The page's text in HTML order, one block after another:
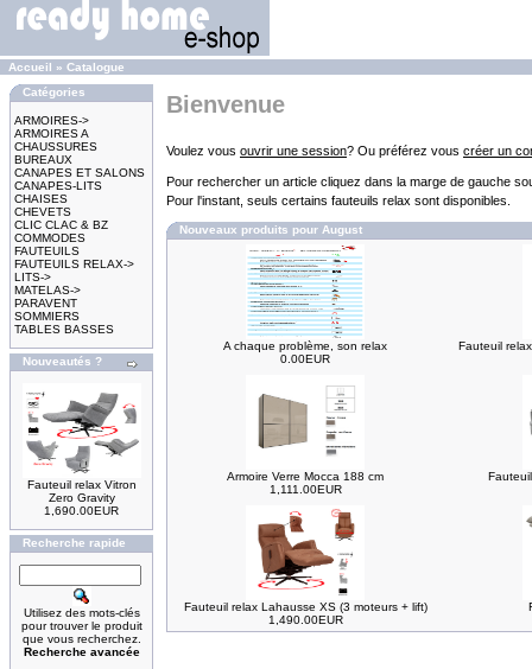
Accueil » Catalogue
Catégories
ARMOIRES->
ARMOIRES A
CHAUSSURES
BUREAUX
CANAPES ET SALONS
CANAPES-LITS
CHAISES
CHEVETS
CLIC CLAC & BZ
COMMODES
FAUTEUILS
FAUTEUILS RELAX->
LITS->
MATELAS->
PARAVENT
SOMMIERS
TABLES BASSES
Nouveautés ?
Fauteuil relax Vitron
Zero Gravity
1,690.00EUR
Recherche rapide
Utilisez des mots-clés
pour trouver le produit
que vous recherchez.
Recherche avancée
Bienvenue
Voulez vous ouvrir une session? Ou préférez vous créer un
Pour rechercher un article cliquez dans la marge de gauche
Pour l'instant, seuls certains fauteuils relax sont disponibles.
Nouveaux produits pour August
A chaque problème, son relax
0.00EUR
Fauteuil
Armoire Verre Mocca 188 cm
1,111.00EUR
Fauteuil relax Lahausse XS (3 moteurs + lift)
1,490.00EUR